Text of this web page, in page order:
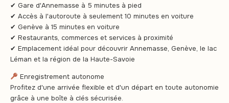
✔ Gare d'Annemasse à 5 minutes à pied
✔ Accès à l'autoroute à seulement 10 minutes en voiture
✔ Genève à 15 minutes en voiture
✔ Restaurants, commerces et services à proximité
✔ Emplacement idéal pour découvrir Annemasse, Genève, le lac
Léman et la région de la Haute-Savoie
Enregistrement autonome
Profitez d'une arrivée flexible et d'un départ en toute autonomie
grâce à une boîte à clés sécurisée.